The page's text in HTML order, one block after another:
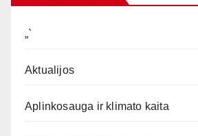
„`
Aktualijos
Aplinkosauga ir klimato kaita